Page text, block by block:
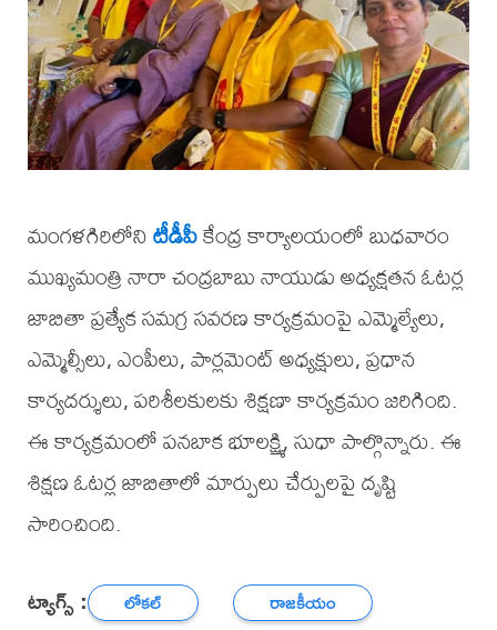
మంగళగిరిలోనిటీడీపీకేంద్ర కార్యాలయంలో బుధవారం
ముఖ్యమంత్రి నారా చంద్రబాబు నాయుడు అధ్యక్షతన ఓటర్ల
జాబితా ప్రత్యేక సమగ్ర సవరణ కార్యక్రమంపై ఎమ్మెల్యేలు,
ఎమ్మెల్సీలు, ఎంపీలు, పార్లమెంట్ అధ్యక్షులు, ప్రధాన
కార్యదర్శులు, పరిశీలకులకు శిక్షణా కార్యక్రమం జరిగింది.
ఈ కార్యక్రమంలో పనబాక భూలక్ష్మి, సుధా పాల్గొన్నారు. ఈ
శిక్షణ ఓటర్ల జాబితాలో మార్పులు చేర్పులపై దృష్టి
సారించింది.
ట్యాగ్స్ : లోకల్
రాజకీయం